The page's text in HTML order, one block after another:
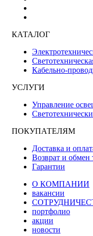
КАТАЛОГ
Кабельно-
УСЛУГИ
Управление
ПОКУПАТЕЛЯМ
Доставка и
Возврат и обмен
Гарантии
О КОМПАНИИ
вакансии
портфолио
акции
новости